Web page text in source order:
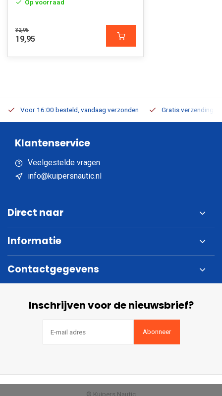
Op voorraad
32,95
19,95
Voor 16:00 besteld, vandaag verzonden Gratis verzending
Klantenservice
Veelgestelde vragen
info@kuipersnautic.nl
Direct naar
Informatie
Contactgegevens
Inschrijven voor de nieuwsbrief?
Abonneer
© Kuipers Nautic